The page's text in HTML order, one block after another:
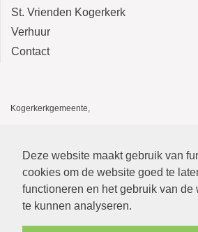
Deze website maakt gebruik van
cookies om de website goed te
functioneren en het gebruik van de
te kunnen analyseren.
St. Vrienden Kogerkerk
Verhuur
Contact
Kogerkerkgemeente,
De Stolp, Kerkstraat 12, 1541 HA Koog aan de
E-mail: kogerkerkgemeente@gmail.com